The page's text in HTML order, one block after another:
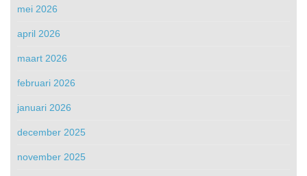
mei 2026
april 2026
maart 2026
februari 2026
januari 2026
december 2025
november 2025